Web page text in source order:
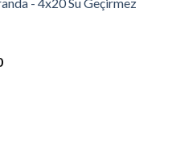
- 4x20 Su Geçirmez
Şu